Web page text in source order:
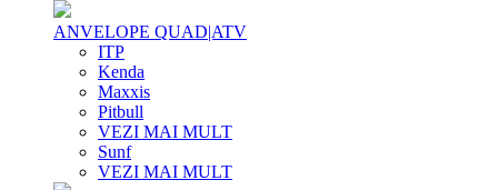
ANVELOPE QUAD|ATV
ITP
Kenda
Maxxis
Pitbull
VEZI MAI MULT
Sunf
VEZI MAI MULT